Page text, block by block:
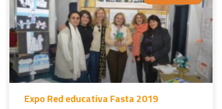
Expo Red educativa Fasta 2019